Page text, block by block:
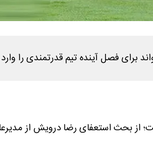
برای فصل آینده تیم قدرتمندی را
از بحث استعفای رضا درویش از